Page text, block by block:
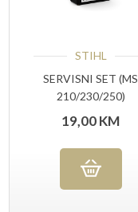
STIHL
SERVISNI SET (MS
210/230/250)
19,00KM